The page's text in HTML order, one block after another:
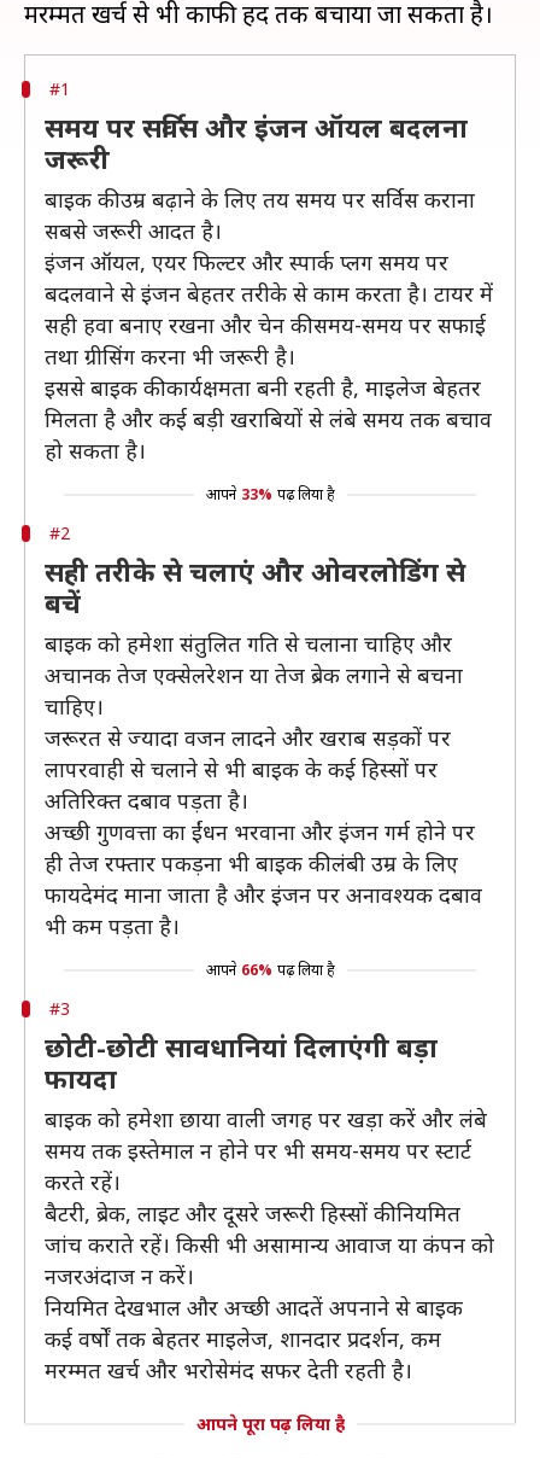
#1
समय पर सर्विस और इंजन ऑयल बदलना
जरूरी
बाइक की उम्र बढ़ाने के लिए तय समय पर सर्विस कराना
सबसे जरूरी आदत है।
इंजन ऑयल, एयर फिल्टर और स्पार्क प्लग समय पर
बदलवाने से इंजन बेहतर तरीके से काम करता है। टायर में
सही हवा बनाए रखना और चेन की समय-समय पर सफाई
तथा ग्रीसिंग करना भी जरूरी है।
इससे बाइक की कार्यक्षमता बनी रहती है, माइलेज बेहतर
मिलता है और कई बड़ी खराबियों से लंबे समय तक बचाव
हो सकता है।
आपने 33% पढ़ लिया है
#2
सही तरीके से चलाएं और ओवरलोडिंग से
बचें
बाइक को हमेशा संतुलित गति से चलाना चाहिए और
अचानक तेज एक्सेलरेशन या तेज ब्रेक लगाने से बचना
चाहिए।
जरूरत से ज्यादा वजन लादने और खराब सड़कों पर
लापरवाही से चलाने से भी बाइक के कई हिस्सों पर
अतिरिक्त दबाव पड़ता है।
अच्छी गुणवत्ता का ईंधन भरवाना और इंजन गर्म होने पर
ही तेज रफ्तार पकड़ना भी बाइक की लंबी उम्र के लिए
फायदेमंद माना जाता है और इंजन पर अनावश्यक दबाव
भी कम पड़ता है।
आपने 66% पढ़ लिया है
#3
छोटी-छोटी सावधानियां दिलाएंगी बड़ा
फायदा
बाइक को हमेशा छाया वाली जगह पर खड़ा करें और लंबे
समय तक इस्तेमाल न होने पर भी समय-समय पर स्टार्ट
करते रहें।
बैटरी, ब्रेक, लाइट और दूसरे जरूरी हिस्सों की नियमित
जांच कराते रहें। किसी भी असामान्य आवाज या कंपन को
नजरअंदाज न करें।
नियमित देखभाल और अच्छी आदतें अपनाने से बाइक
कई वर्षों तक बेहतर माइलेज, शानदार प्रदर्शन, कम
मरम्मत खर्च और भरोसेमंद सफर देती रहती है।
आपने पूरा पढ़ लिया है